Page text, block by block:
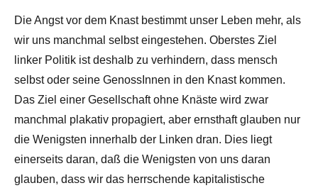
Die Angst vor dem Knast bestimmt unser Leben mehr, als
wir uns manchmal selbst eingestehen. Oberstes Ziel
linker Politik ist deshalb zu verhindern, dass mensch
selbst oder seine GenossInnen in den Knast kommen.
Das Ziel einer Gesellschaft ohne Knäste wird zwar
manchmal plakativ propagiert, aber ernsthaft glauben nur
die Wenigsten innerhalb der Linken dran. Dies liegt
einerseits daran, daß die Wenigsten von uns daran
glauben, dass wir das herrschende kapitalistische